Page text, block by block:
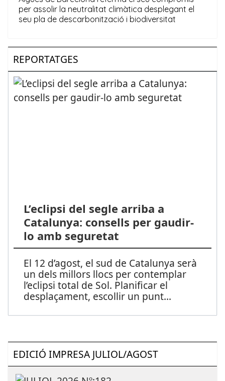
REPORTATGES
L’eclipsi del segle arriba a
Catalunya: consells per gaudir-
lo amb seguretat
El 12 d’agost, el sud de Catalunya serà
un dels millors llocs per contemplar
l’eclipsi total de Sol. Planificar el
desplaçament, escollir un punt...
EDICIÓ IMPRESA JULIOL/AGOST